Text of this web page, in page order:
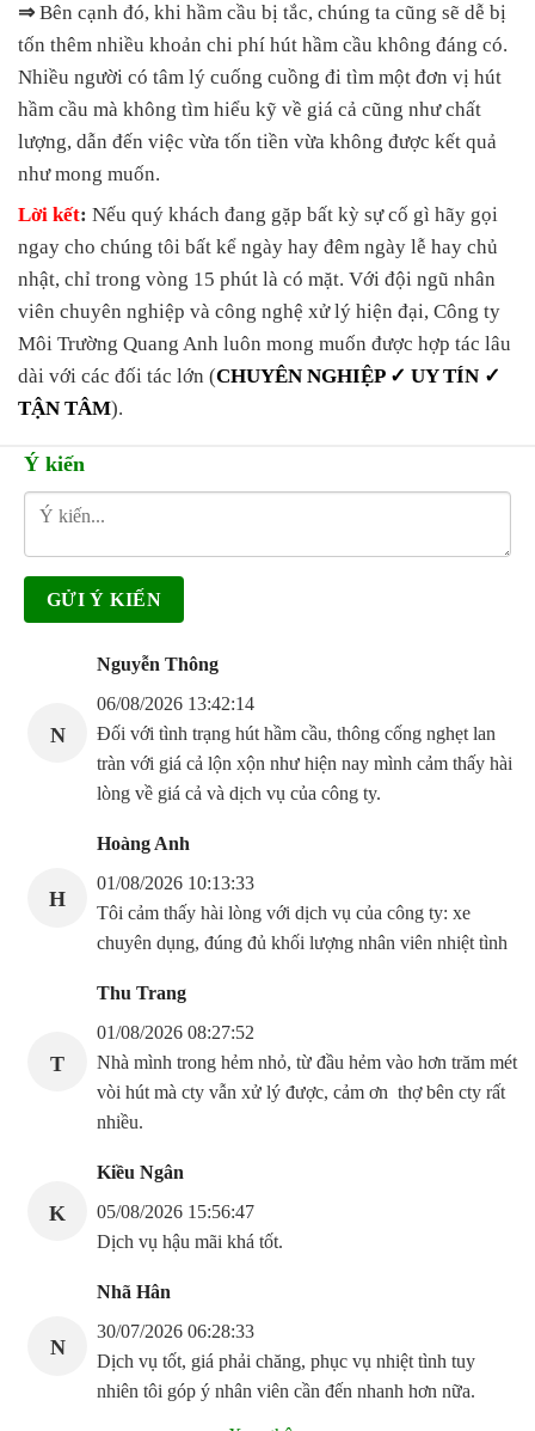
⇒ Bên cạnh đó, khi hầm cầu bị tắc, chúng ta cũng sẽ dễ bị
tốn thêm nhiều khoản chi phí hút hầm cầu không đáng có.
Nhiều người có tâm lý cuống cuồng đi tìm một đơn vị hút
hầm cầu mà không tìm hiểu kỹ về giá cả cũng như chất
lượng, dẫn đến việc vừa tốn tiền vừa không được kết quả
như mong muốn.
Lời kết: Nếu quý khách đang gặp bất kỳ sự cố gì hãy gọi
ngay cho chúng tôi bất kể ngày hay đêm ngày lễ hay chủ
nhật, chỉ trong vòng 15 phút là có mặt. Với đội ngũ nhân
viên chuyên nghiệp và công nghệ xử lý hiện đại, Công ty
Môi Trường Quang Anh luôn mong muốn được hợp tác lâu
dài với các đối tác lớn (CHUYÊN NGHIỆP ✓ UY TÍN ✓
TẬN TÂM).
Ý kiến
N
Nguyễn Thông
06/08/2026 13:42:14
Đối với tình trạng hút hầm cầu, thông cống nghẹt lan
tràn với giá cả lộn xộn như hiện nay mình cảm thấy hài
lòng về giá cả và dịch vụ của công ty.
H
Hoàng Anh
01/08/2026 10:13:33
Tôi cảm thấy hài lòng với dịch vụ của công ty: xe
chuyên dụng, đúng đủ khối lượng nhân viên nhiệt tình
T
Thu Trang
01/08/2026 08:27:52
Nhà mình trong hẻm nhỏ, từ đầu hẻm vào hơn trăm mét
vòi hút mà cty vẫn xử lý được, cảm ơn thợ bên cty rất
nhiều.
K
Kiều Ngân
05/08/2026 15:56:47
Dịch vụ hậu mãi khá tốt.
N
Nhã Hân
30/07/2026 06:28:33
Dịch vụ tốt, giá phải chăng, phục vụ nhiệt tình tuy
nhiên tôi góp ý nhân viên cần đến nhanh hơn nữa.